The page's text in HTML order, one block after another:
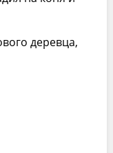
деревца,